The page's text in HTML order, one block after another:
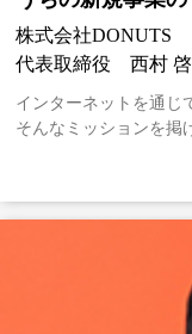
株式会社DONUTS
代表取締役 西村
インターネットを通じ
そんなミッションを掲